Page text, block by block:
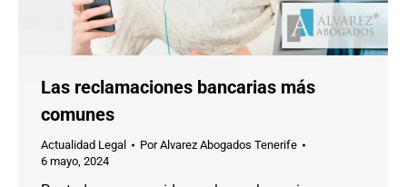
Las reclamaciones bancarias más
comunes
Actualidad Legal PorAlvarez Abogados Tenerife
6 mayo, 2024